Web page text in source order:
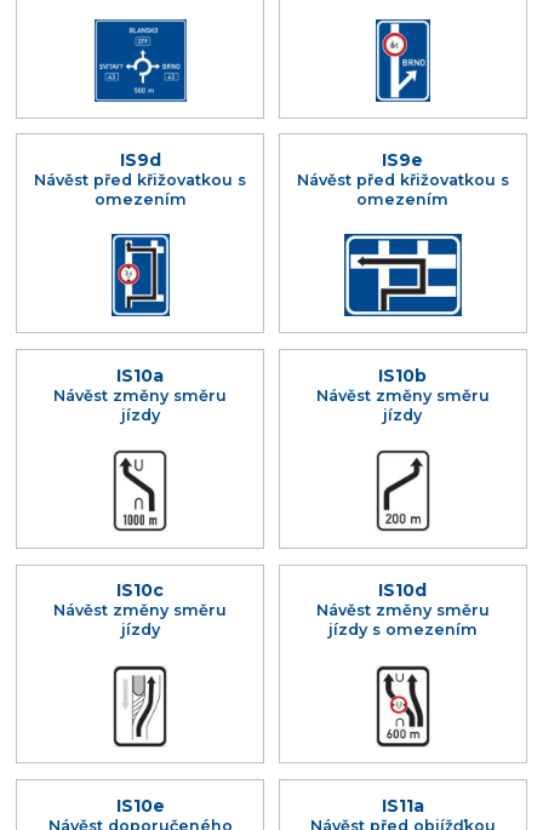
IS9d
Návěst před křižovatkou s
omezením
IS9e
Návěst před křižovatkou s
omezením
IS10a
Návěst změny směru
jízdy
IS10b
Návěst změny směru
jízdy
IS10c
Návěst změny směru
jízdy
IS10d
Návěst změny směru
jízdy s omezením
IS10e
Návěst doporučeného
IS11a
Návěst před objížďkou